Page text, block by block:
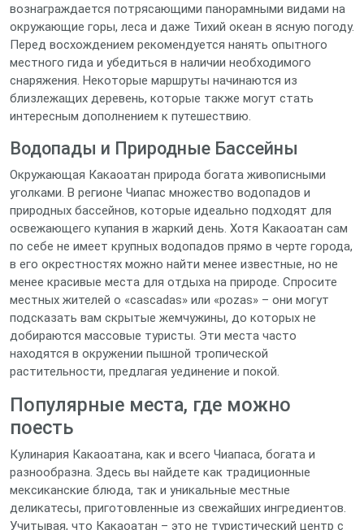
вознаграждается потрясающими панорамными видами на
окружающие горы, леса и даже Тихий океан в ясную погоду.
Перед восхождением рекомендуется нанять опытного
местного гида и убедиться в наличии необходимого
снаряжения. Некоторые маршруты начинаются из
близлежащих деревень, которые также могут стать
интересным дополнением к путешествию.
Водопады и Природные Бассейны
Окружающая Какаоатан природа богата живописными
уголками. В регионе Чиапас множество водопадов и
природных бассейнов, которые идеально подходят для
освежающего купания в жаркий день. Хотя Какаоатан сам
по себе не имеет крупных водопадов прямо в черте города,
в его окрестностях можно найти менее известные, но не
менее красивые места для отдыха на природе. Спросите
местных жителей о «cascadas» или «pozas» – они могут
подсказать вам скрытые жемчужины, до которых не
добираются массовые туристы. Эти места часто
находятся в окружении пышной тропической
растительности, предлагая уединение и покой.
Популярные места, где можно
поесть
Кулинария Какаоатана, как и всего Чиапаса, богата и
разнообразна. Здесь вы найдете как традиционные
мексиканские блюда, так и уникальные местные
деликатесы, приготовленные из свежайших ингредиентов.
Учитывая, что Какаоатан – это не туристический центр с